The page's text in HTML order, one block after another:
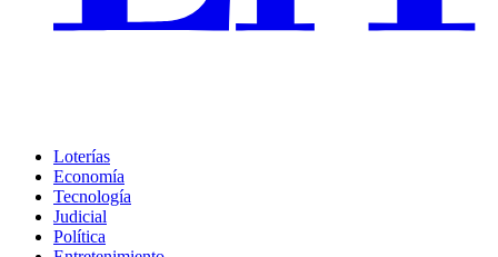
Loterías
Economía
Tecnología
Judicial
Política